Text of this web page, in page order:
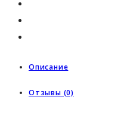
Описание
Отзывы (0)